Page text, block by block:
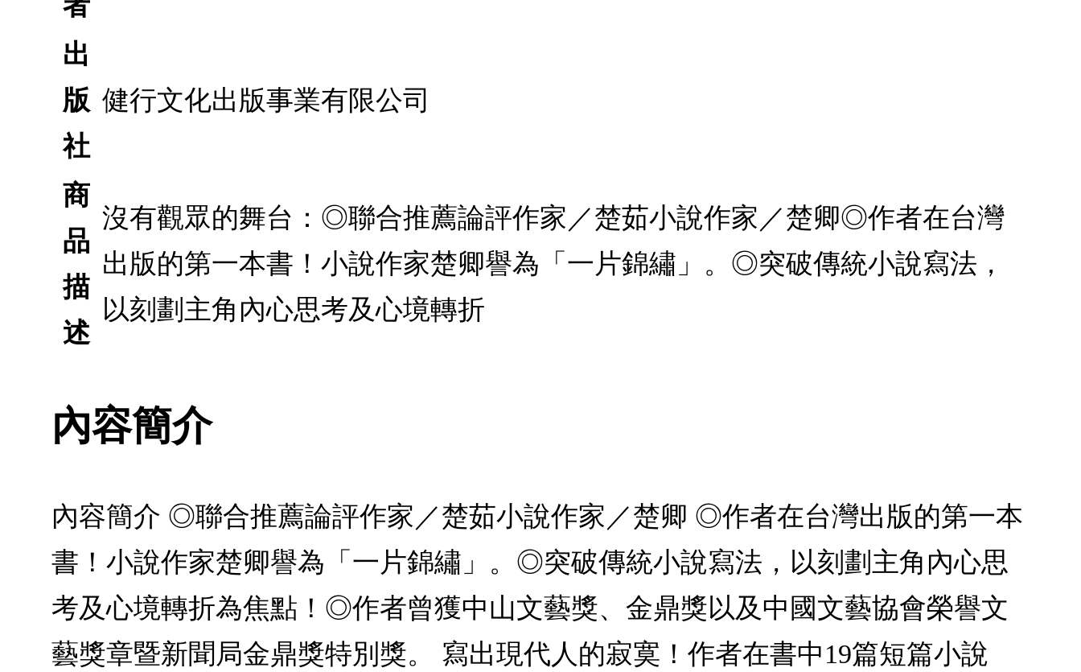
出
版
社
健行文化出版事業有限公司
商
品
描
述
沒有觀眾的舞台：◎聯合推薦論評作家／楚茹小說作家／楚卿◎作者在台灣
出版的第一本書！小說作家楚卿譽為「一片錦繡」。◎突破傳統小說寫法，
以刻劃主角內心思考及心境轉折
內容簡介
內容簡介 ◎聯合推薦論評作家／楚茹小說作家／楚卿 ◎作者在台灣出版的第一本
書！小說作家楚卿譽為「一片錦繡」。◎突破傳統小說寫法，以刻劃主角內心思
考及心境轉折為焦點！◎作者曾獲中山文藝獎、金鼎獎以及中國文藝協會榮譽文
藝獎章暨新聞局金鼎獎特別獎。 寫出現代人的寂寞！作者在書中19篇短篇小說